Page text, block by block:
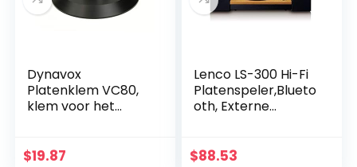
Dynavox
Platenklem VC80,
klem voor het
platenspelers, van
$19.87
Lenco LS-300 Hi-Fi
Platenspeler,Blueto
oth, Externe
Riemaandrijving,
$88.53